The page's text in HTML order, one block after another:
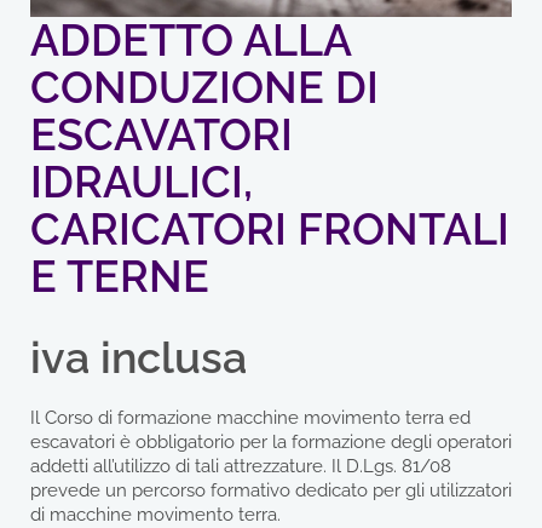
ADDETTO ALLA
CONDUZIONE DI
ESCAVATORI
IDRAULICI,
CARICATORI FRONTALI
E TERNE
iva inclusa
Il Corso di formazione macchine movimento terra ed
escavatori è obbligatorio per la formazione degli operatori
addetti all’utilizzo di tali attrezzature. Il D.Lgs. 81/08
prevede un percorso formativo dedicato per gli utilizzatori
di macchine movimento terra.